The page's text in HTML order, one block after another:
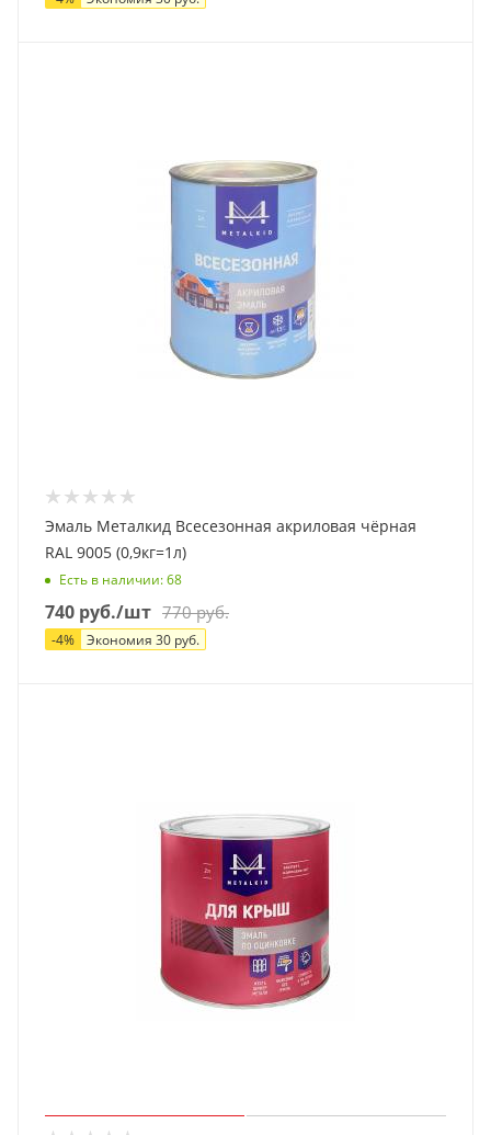
Эмаль Металкид Всесезонная акриловая чёрная
RAL 9005 (0,9кг=1л)
Есть в наличии: 68
740 руб./шт 770руб.
-4% Экономия 30 руб.